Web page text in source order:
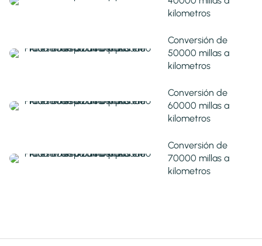
kilometros
Conversión de
50000 millas a
kilometros
Conversión de
60000 millas a
kilometros
Conversión de
70000 millas a
kilometros